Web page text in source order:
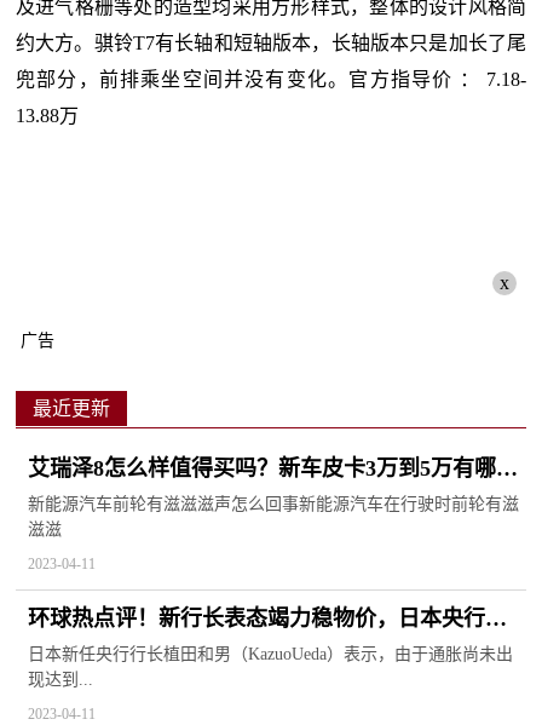
及进气格栅等处的造型均采用方形样式，整体的设计风格简
约大方。骐铃T7有长轴和短轴版本，长轴版本只是加长了尾
兜部分，前排乘坐空间并没有变化。官方指导价 ： 7.18-
13.88万
x
广告
最近更新
艾瑞泽8怎么样值得买吗？新车皮卡3万到5万有哪
些？-环球动态
新能源汽车前轮有滋滋滋声怎么回事新能源汽车在行驶时前轮有滋
滋滋
2023-04-11
环球热点评！新行长表态竭力稳物价，日本央行超
宽松货币政策将持续多久？
日本新任央行行长植田和男（KazuoUeda）表示，由于通胀尚未出
现达到...
2023-04-11